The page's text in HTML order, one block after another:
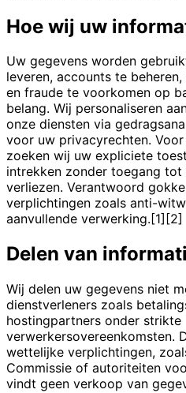
Hoe wij uw
Uw gegevens worden
leveren, accounts te
en fraude te voorkomen op
belang. Wij personaliseren
onze diensten via
voor uw privacyrechten.
zoeken wij uw expliciete
intrekken zonder toegang tot
verliezen. Verantwoord
verplichtingen zoals anti-
aanvullende verwerking.[1][2]
Delen van
Wij delen uw gegevens niet
dienstverleners zoals
hostingpartners onder strikte
verwerkersovereenkomsten.
wettelijke verplichtingen,
Commissie of autoriteiten
vindt geen verkoop van